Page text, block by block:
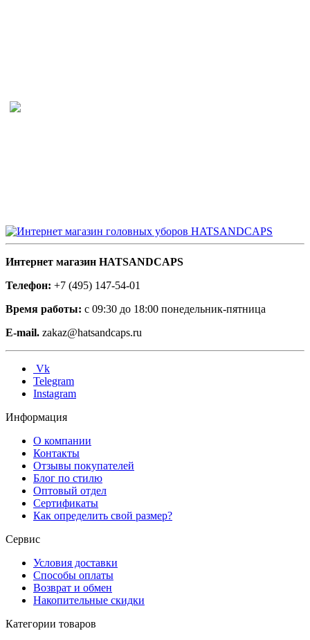
Интернет магазин HATSANDCAPS
Телефон: +7 (495) 147-54-01
Время работы: с 09:30 до 18:00 понедельник-пятница
E-mail. zakaz@hatsandcaps.ru
Vk
Telegram
Instagram
Информация
О компании
Контакты
Отзывы покупателей
Блог по стилю
Оптовый отдел
Сертификаты
Как определить свой размер?
Сервис
Условия доставки
Способы оплаты
Возврат и обмен
Накопительные скидки
Категории товаров